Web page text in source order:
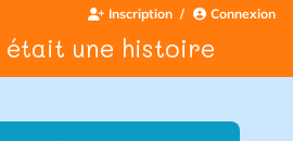
une histoire
Inscription Connexion